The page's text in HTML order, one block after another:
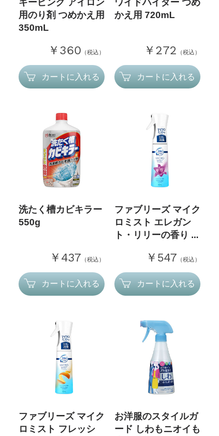
キーピング アイロン
用のり剤 つめかえ用
350mL
￥360 （税込）
カートに入れる
ワイドハイター つめ
かえ用 720mL
￥272 （税込）
カートに入れる
洗たく槽カビキラー
550g
￥437 （税込）
カートに入れる
ファブリーズ マイク
ロミスト エレガン
ト・リリーの香り ...
￥547 （税込）
カートに入れる
ファブリーズ マイク
ロミスト フレッシ
お洋服のスタイルガ
ード しわもニオイも